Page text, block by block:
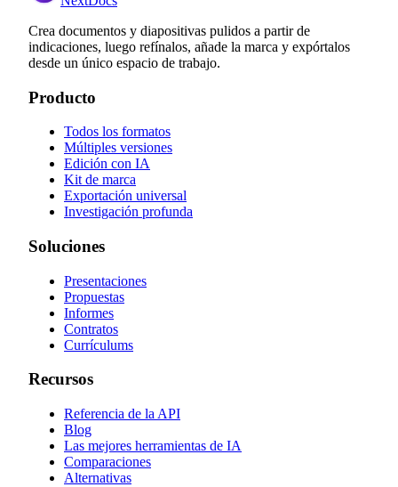
Crea documentos y diapositivas pulidos a partir de
indicaciones, luego refínalos, añade la marca y expórtalos
desde un único espacio de trabajo.
Producto
Todos los formatos
Múltiples versiones
Edición con IA
Kit de marca
Exportación universal
Investigación profunda
Soluciones
Presentaciones
Propuestas
Informes
Contratos
Currículums
Recursos
Referencia de la API
Blog
Las mejores herramientas de IA
Comparaciones
Alternativas